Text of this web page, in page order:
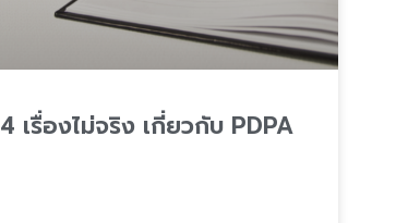
4 เรื่องไม่จริง เกี่ยวกับ PDPA